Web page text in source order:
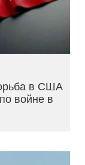
в США
войне в